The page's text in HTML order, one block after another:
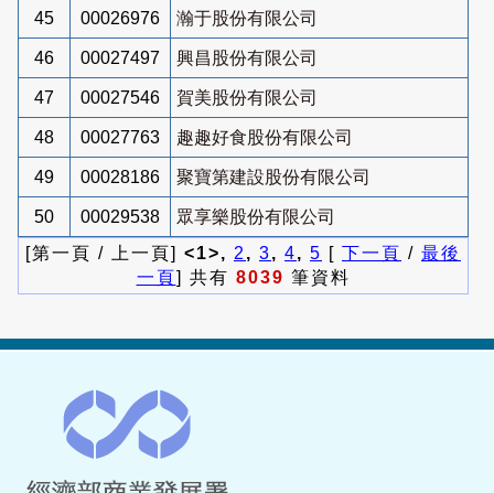
45 00026976 瀚于股份有限公司
46 00027497 興昌股份有限公司
47 00027546 賀美股份有限公司
48 00027763 趣趣好食股份有限公司
49 00028186 聚寶第建設股份有限公司
50 00029538
眾享樂股份有限公司
[第一頁 / 上一頁] <1>, 2 , 3, 4, 5 [ 下一頁 / 最後
一頁] 共有 8039 筆資料